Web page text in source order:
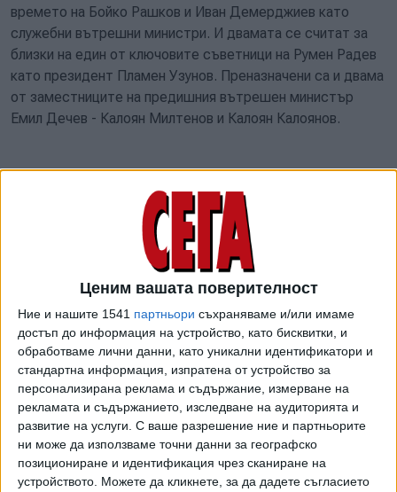
Ценим вашата поверителност
Ние и нашите 1541 партньори съхраняваме и/или имаме
достъп до информация на устройство, като бисквитки, и
обработваме лични данни, като уникални идентификатори и
стандартна информация, изпратена от устройство за
персонализирана реклама и съдържание, измерване на
рекламата и съдържанието, изследване на аудиторията и
развитие на услуги. С ваше разрешение ние и партньорите
ни може да използваме точни данни за географско
позициониране и идентификация чрез сканиране на
устройството. Можете да кликнете, за да дадете съгласието
времето на Бойко Рашков и Иван Демерджиев като
служебни вътрешни министри. И двамата се считат за
близки на един от ключовите съветници на Румен Радев
като президент Пламен Узунов. Преназначени са и двама
от заместниците на предишния вътрешен министър
Емил Дечев - Калоян Милтенов и Калоян Калоянов.
Вътрешният министър Иван Демерджиев обяви пред
синдикатите на МВР, че съкращения без анализ няма да
се правят, но ще има оптимизация в структури с
дублиращи се функции, така че да бъде уплътнена
работата на министерството.